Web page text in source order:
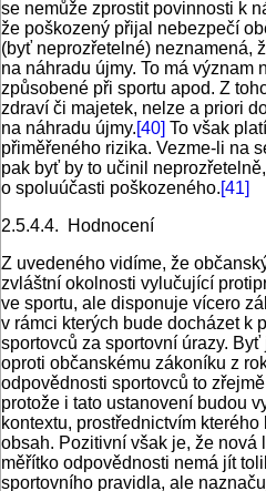
se nemůže zprostit povinnosti k
že poškozený přijal nebezpečí
(byť neprozřetelné) neznamená,
na náhradu újmy. To má význam
způsobené při sportu apod. Z
zdraví či majetek, nelze a priori
na náhradu újmy.[40] To však
přiměřeného rizika. Vezme-li na
pak byť by to učinil
o spoluúčasti poškozeného.[41]
2.5.4.4. Hodnocení
Z uvedeného vidíme, že
zvláštní okolnosti vylučující
ve sportu, ale disponuje vícero
v rámci kterých bude docházet k
sportovců za sportovní úrazy.
oproti občanskému zákoníku z
odpovědnosti sportovců to
protože i tato ustanovení budou
kontextu, prostřednictvím
obsah. Pozitivní však je, že nová
měřítko odpovědnosti nemá jít
sportovního pravidla, ale